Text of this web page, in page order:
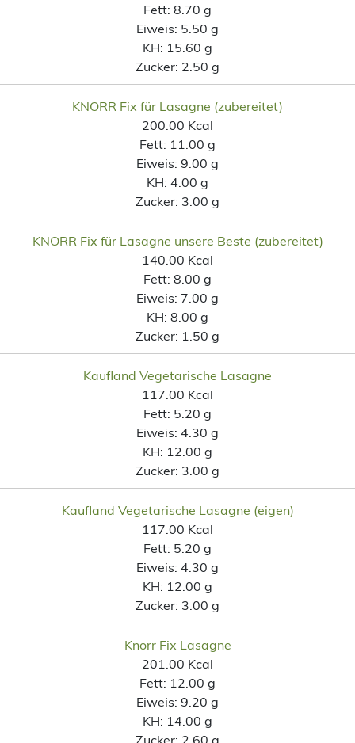
Fett: 8.70 g
Eiweis: 5.50 g
KH: 15.60 g
Zucker: 2.50 g
KNORR Fix für Lasagne (zubereitet)
200.00 Kcal
Fett: 11.00 g
Eiweis: 9.00 g
KH: 4.00 g
Zucker: 3.00 g
KNORR Fix für Lasagne unsere Beste (zubereitet)
140.00 Kcal
Fett: 8.00 g
Eiweis: 7.00 g
KH: 8.00 g
Zucker: 1.50 g
Kaufland Vegetarische Lasagne
117.00 Kcal
Fett: 5.20 g
Eiweis: 4.30 g
KH: 12.00 g
Zucker: 3.00 g
Kaufland Vegetarische Lasagne (eigen)
117.00 Kcal
Fett: 5.20 g
Eiweis: 4.30 g
KH: 12.00 g
Zucker: 3.00 g
Knorr Fix Lasagne
201.00 Kcal
Fett: 12.00 g
Eiweis: 9.20 g
KH: 14.00 g
Zucker: 2.60 g